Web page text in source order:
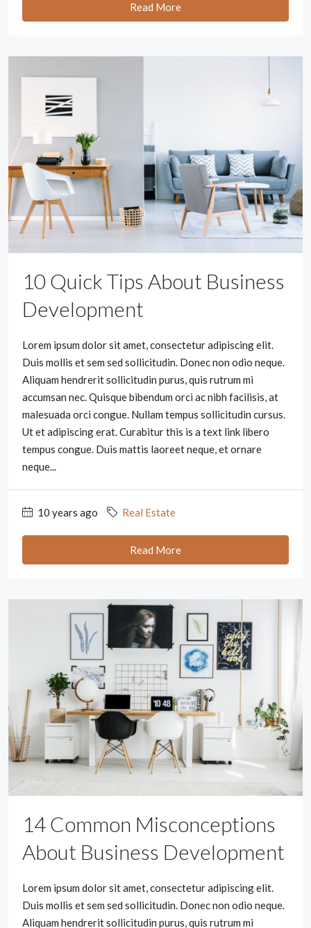
Read More
10 Quick Tips About Business
Development
Lorem ipsum dolor sit amet, consectetur adipiscing elit.
Duis mollis et sem sed sollicitudin. Donec non odio neque.
Aliquam hendrerit sollicitudin purus, quis rutrum mi
accumsan nec. Quisque bibendum orci ac nibh facilisis, at
malesuada orci congue. Nullam tempus sollicitudin cursus.
Ut et adipiscing erat. Curabitur this is a text link libero
tempus congue. Duis mattis laoreet neque, et ornare
neque...
10 years ago Real Estate
Read More
14 Common Misconceptions
About Business Development
Lorem ipsum dolor sit amet, consectetur adipiscing elit.
Duis mollis et sem sed sollicitudin. Donec non odio neque.
Aliquam hendrerit sollicitudin purus, quis rutrum mi